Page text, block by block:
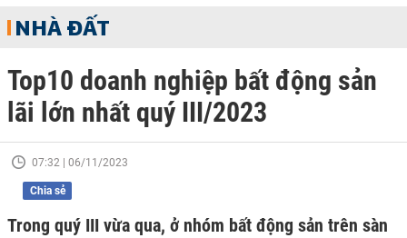
NHÀ ĐẤT
Top10 doanh nghiệp bất động sản
lãi lớn nhất quý III/2023
07:32 | 06/11/2023
Chia sẻ
Trong quý III vừa qua, ở nhóm bất động sản trên sàn